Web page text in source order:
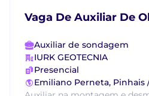
Vaga De Auxiliar De
Auxiliar de sondagem
IURK GEOTECNIA
Presencial
Emiliano Perneta, Pinhais